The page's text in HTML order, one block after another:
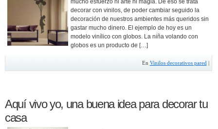
mucho esfuerzo ni arte ni magia. De eso se trata
decorar con vinilos, de poder cambiar seguido la
decoración de nuestros ambientes más queridos sin
gastar mucho dinero. El ejemplo de hoy es un
modelo vinílico con globos. La niña volando con
globos es un producto de […]
En Vinilos decorativos pared
Aquí vivo yo, una buena idea para decorar tu
casa